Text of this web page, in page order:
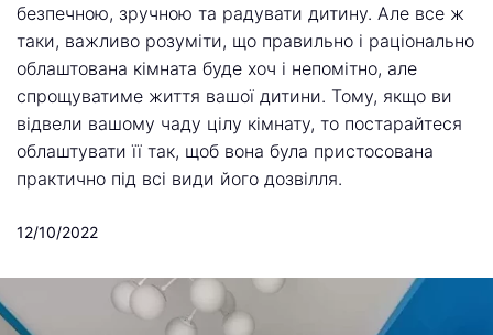
безпечною, зручною та радувати дитину. Але все ж
таки, важливо розуміти, що правильно і раціонально
облаштована кімната буде хоч і непомітно, але
спрощуватиме життя вашої дитини. Тому, якщо ви
відвели вашому чаду цілу кімнату, то постарайтеся
облаштувати її так, щоб вона була пристосована
практично під всі види його дозвілля.
12/10/2022